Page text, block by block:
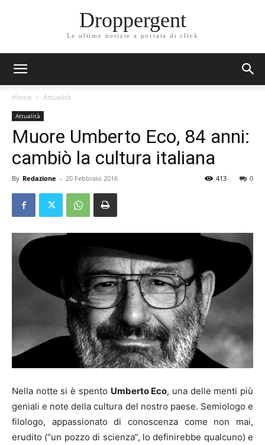
Droppergent
Le ultime notizie a portata di click
Home Attualità
Attualità
Muore Umberto Eco, 84 anni:
cambiò la cultura italiana
By Redazione - 20 Febbraio 2016 0
413
Nella notte si è spento Umberto Eco, una delle menti più
geniali e note della cultura del nostro paese. Semiologo e
filologo, appassionato di conoscenza come non mai,
erudito (“un pozzo di scienza”, lo definirebbe qualcuno) e